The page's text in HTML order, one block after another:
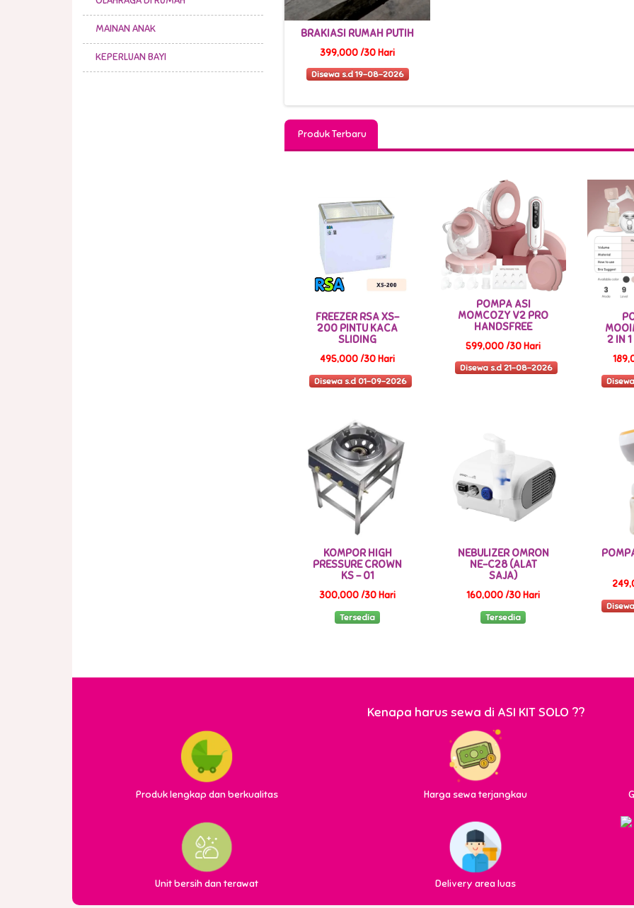
MAINAN ANAK
KEPERLUAN BAYI
BRAKIASI RUMAH PUTIH
Disewa s.d 19-08-2026
Produk Terbaru
FREEZER RSA XS-
200 PINTU KACA
SLIDING
495,000 /30 Hari
Disewa s.d 01-09-2026
POMPA ASI
MOMCOZY V2 PRO
HANDSFREE
599,000 /30 Hari
Disewa s.d 21-08-2026
2 IN
KOMPOR HIGH
PRESSURE CROWN
KS - 01
300,000 /30 Hari
Tersedia
NEBULIZER OMRON
NE-C28 (ALAT
SAJA)
160,000 /30 Hari
Tersedia
Kenapa harus sewa di ASI KIT SOLO ??
Produk lengkap dan berkualitas Harga sewa terjangkau
Unit bersih dan terawat Delivery area luas